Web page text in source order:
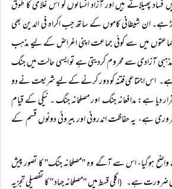
پھیلاتے ہیں اور آزاد انسانوں کو اس غلامی کا طوق
ہے۔ ان شیطانی کاموں کے ساتھ جب اکراہ فی الدین بھی
میں سے کوئی جماعت اپنی اغراض کے لیے مذہب
مذہبی آزادی سے محروم کردیتی ہے تو ایسی حالت میں جنگ
ہے۔ اس اجتماعی فتنہ کو دور کرنے کے لیے شریعت نے دو
دیا ہے: مدافعانہ جنگ اور مصلحانہ جنگ ۔ نیکی کے قیام
ہے، یہ حفاظت اندرونی اور بیرونی دونوں قسم کے
واضح ہوگیا، اس سے آگے وہ ''مصلحانہ جنگ'' کا تصور پیش
کی ضرورت ہے۔ (اگلی قسط میں ''مصلحانہ جہاد '' کا تفصیلی تجزیہ